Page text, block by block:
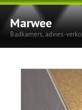
Marwee
Badkamers, advies-
Badkamers